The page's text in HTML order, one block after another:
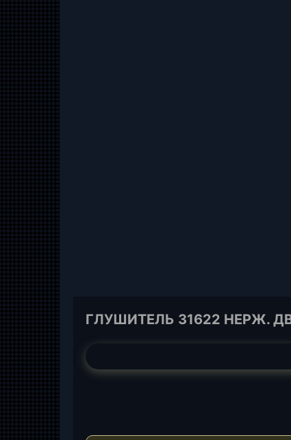
ГЛУШИТЕЛЬ 31622 НЕРЖ.
ea